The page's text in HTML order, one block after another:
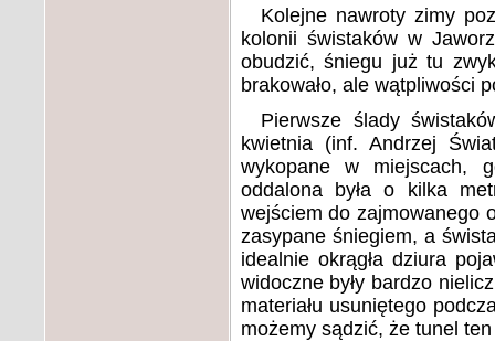
Kolejne nawroty zimy
kolonii świstaków w
obudzić, śniegu już tu
brakowało, ale wątpliwości
Pierwsze ślady
kwietnia (inf. Andrzej
wykopane w miejscach,
oddalona była o kilka
wejściem do zajmowanego
zasypane śniegiem, a
idealnie okrągła dziura
widoczne były bardzo
materiału usuniętego
możemy sądzić, że tunel